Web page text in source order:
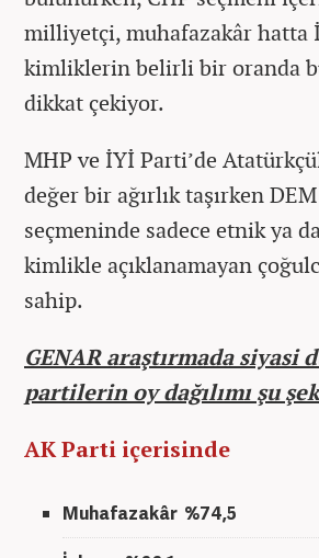
milliyetçi, muhafazakâr hatta
kimliklerin belirli bir oranda
dikkat çekiyor.
MHP ve İYİ Parti’de
değer bir ağırlık taşırken
seçmeninde sadece etnik ya
kimlikle açıklanamayan
sahip.
GENAR araştırmada siyasi
partilerin oy dağılımı şu
AK Parti içerisinde
Muhafazakâr %74,5